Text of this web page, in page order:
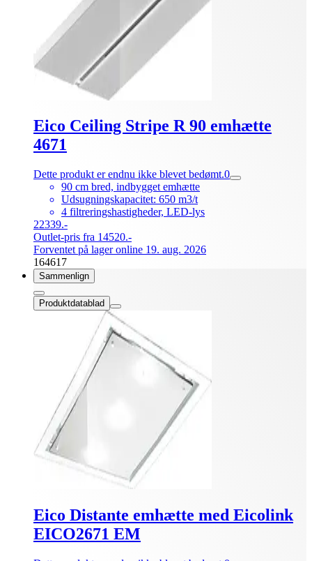
Eico Ceiling Stripe R 90 emhætte
4671
Dette produkt er endnu ikke blevet bedømt.0
90 cm bred, indbygget emhætte
Udsugningskapacitet: 650 m3/t
4 filtreringshastigheder, LED-lys
22339.-
Outlet-pris fra 14520.-
Forventet på lager online 19. aug. 2026
164617
Sammenlign
Produktdatablad
Eico Distante emhætte med Eicolink
EICO2671 EM